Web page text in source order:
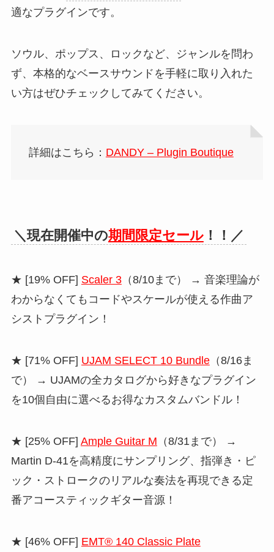
適なプラグインです。
ソウル、ポップス、ロックなど、ジャンルを問わ
ず、本格的なベースサウンドを手軽に取り入れた
い方はぜひチェックしてみてください。
詳細はこちら： DANDY – Plugin Boutique
＼現在開催中の期間限定セール！！／
★ [19% OFF] Scaler 3（8/10まで） → 音楽理論が
わからなくてもコードやスケールが使える作曲ア
シストプラグイン！
★ [71% OFF] UJAM SELECT 10 Bundle（8/16ま
で） → UJAMの全カタログから好きなプラグイン
を10個自由に選べるお得なカスタムバンドル！
★ [25% OFF] Ample Guitar M （8/31まで） →
Martin D-41を高精度にサンプリング、指弾き・ピ
ック・ストロークのリアルな奏法を再現できる定
番アコースティックギター音源！
★ [46% OFF] EMT® 140 Classic Plate